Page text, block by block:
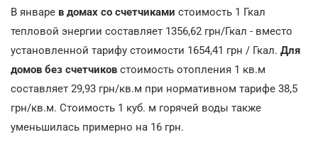
В январе в домах со счетчиками стоимость 1 Гкал
тепловой энергии составляет 1356,62 грн/Гкал - вместо
установленной тарифу стоимости 1654,41 грн / Гкал. Для
домов без счетчиков стоимость отопления 1 кв.м
составляет 29,93 грн/кв.м при нормативном тарифе 38,5
грн/кв.м. Стоимость 1 куб. м горячей воды также
уменьшилась примерно на 16 грн.